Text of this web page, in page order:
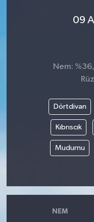
09
Nem: %36,
Dörtdivan
Kıbrıscık
Mudurnu
NEM